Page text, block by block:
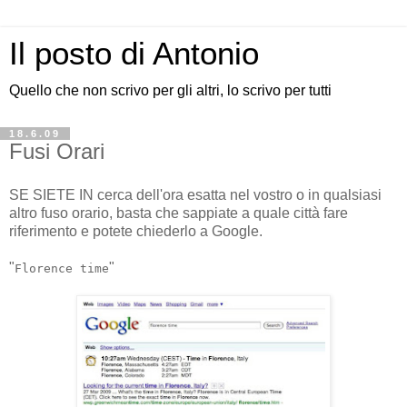
Il posto di Antonio
Quello che non scrivo per gli altri, lo scrivo per tutti
18.6.09
Fusi Orari
SE SIETE IN cerca dell'ora esatta nel vostro o in qualsiasi
altro fuso orario, basta che sappiate a quale città fare
riferimento e potete chiederlo a Google.
"Florence time"